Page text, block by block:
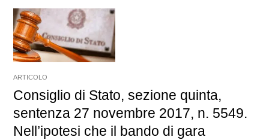
ARTICOLO
Consiglio di Stato, sezione quinta,
sentenza 27 novembre 2017, n. 5549.
Nell’ipotesi che il bando di gara